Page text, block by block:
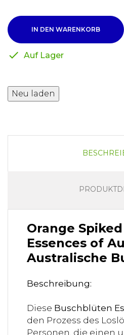
IN DEN WARENKORB
 Auf Lager
Orange
Essences of
Australische
Beschreibung:
Diese Buschblüten
den Prozess des
Personen, die einen